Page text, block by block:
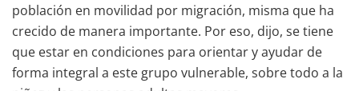
población en movilidad por migración, misma que ha
crecido de manera importante. Por eso, dijo, se tiene
que estar en condiciones para orientar y ayudar de
forma integral a este grupo vulnerable, sobre todo a la